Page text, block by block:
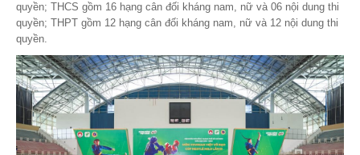
quyền; THCS gồm 16 hạng cân đối kháng nam, nữ và 06 nội dung thi
quyền; THPT gồm 12 hạng cân đối kháng nam, nữ và 12 nội dung thi
quyền.